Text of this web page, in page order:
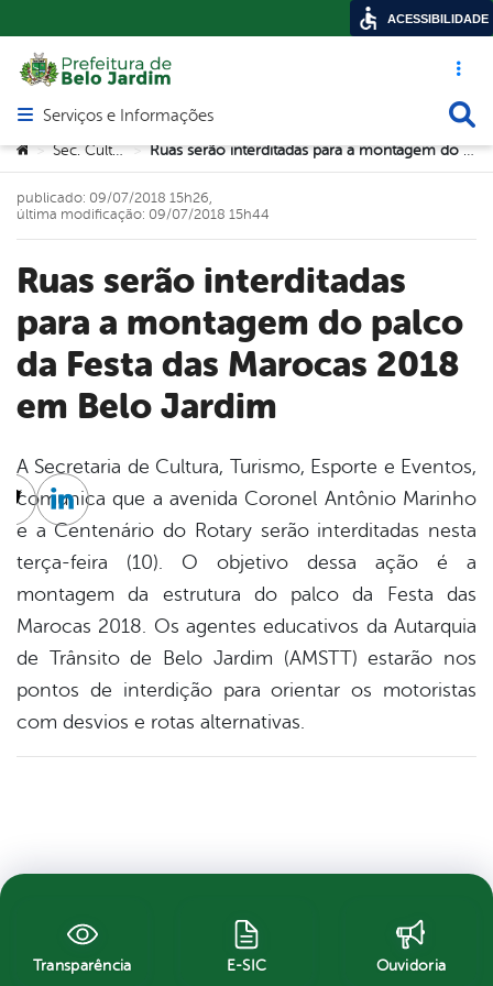
Acesso
Abrir menu principal de navegação
Serviços e Informações
Você está aqui:
> Sec. Cultura > Ruas serão interditadas para a montagem do palco da Festa das Marocas 2018 em Belo Jardim
Ruas serão interditadas
para a montagem do palco
da Festa das Marocas 2018
em Belo Jardim
publicado: 09/07/2018 15h26,
última modificação: 09/07/2018 15h44
A Secretaria de Cultura, Turismo, Esporte e Eventos,
comunica que a avenida Coronel Antônio Marinho
e a Centenário do Rotary serão interditadas nesta
terça-feira (10). O objetivo dessa ação é a
montagem da estrutura do palco da Festa das
Marocas 2018. Os agentes educativos da Autarquia
de Trânsito de Belo Jardim (AMSTT) estarão nos
pontos de interdição para orientar os motoristas
com desvios e rotas alternativas.
Twitter
Linkedin
Transparência E-SIC Ouvidoria
ACESSIBILIDADE